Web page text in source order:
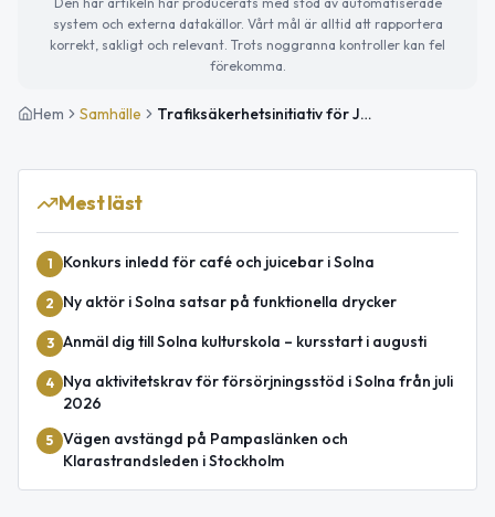
system och externa datakällor. Vårt mål är alltid att rapportera
korrekt, sakligt och relevant. Trots noggranna kontroller kan fel
förekomma.
Hem Samhälle Trafiksäkerhetsinitiativ för Järvastaden bereds i Solna
Mest läst
1 Konkurs inledd för café och juicebar i Solna
2 Ny aktör i Solna satsar på funktionella drycker
3 Anmäl dig till Solna kulturskola – kursstart i augusti
4
Nya aktivitetskrav för försörjningsstöd i Solna från juli
2026
5 Vägen avstängd på Pampaslänken och
Klarastrandsleden i Stockholm